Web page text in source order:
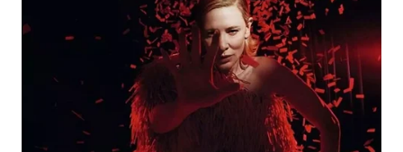
WAHANA
WAHANA